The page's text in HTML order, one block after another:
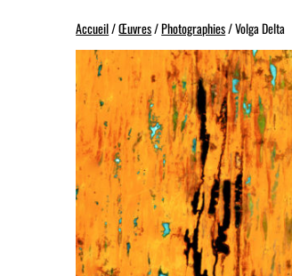
Accueil/Œuvres/Photographies/ Volga Delta